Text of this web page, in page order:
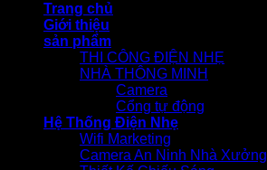
Trang chủ
Giới thiệu
sản phẩm
THI CÔNG ĐIỆN NHẸ
NHÀ THÔNG MINH
Camera
Cổng tự động
Hệ Thống Điện Nhẹ
Wifi Marketing
Camera An Ninh Nhà Xưởng